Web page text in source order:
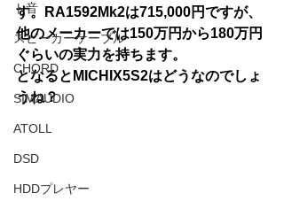
ト音
スピーカーケーブル
CHORD
SIMAUDIO
ATOLL
DSD
HDDプレヤー
す。RA1592Mk2は715,000円ですが、
他のメーカーでは150万円から180万円
ぐらいの実力を持ちます。
となるとMICHIX5S2はどうなのでしょ
うね？